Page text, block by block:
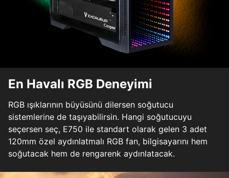
En Havalı RGB Deneyimi
RGB ışıklarının büyüsünü dilersen soğutucu
sistemlerine de taşıyabilirsin. Hangi soğutucuyu
seçersen seç, E750 ile standart olarak gelen 3 adet
120mm özel aydınlatmalı RGB fan, bilgisayarını hem
soğutacak hem de rengarenk aydınlatacak.